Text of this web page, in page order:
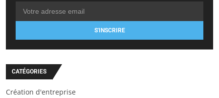
S'INSCRIRE
CATÉGORIES
Création d'entreprise